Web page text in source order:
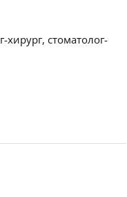
хирург, стоматолог-